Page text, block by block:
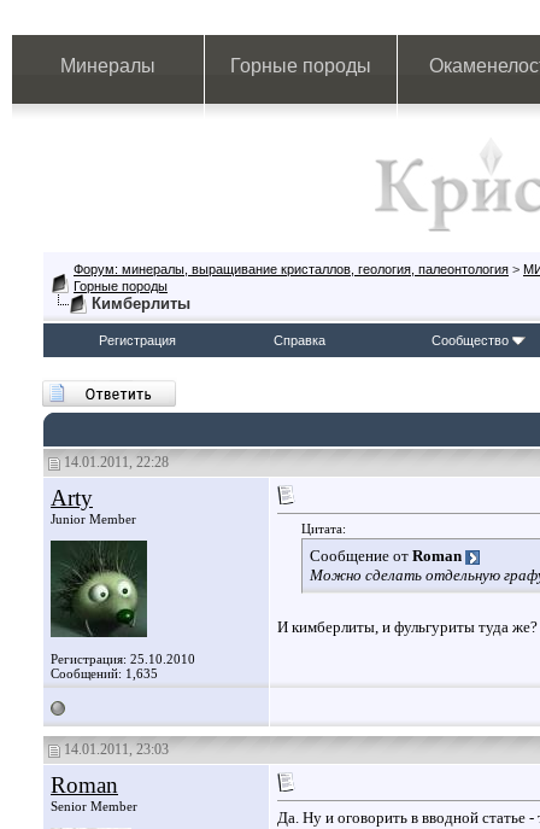
Минералы Горные породы
Форум: минералы, выращивание кристаллов, геология, палеонтология >
Горные породы
Кимберлиты
Регистрация Справка Сообщество
14.01.2011, 22:28
Arty
Junior Member
Регистрация: 25.10.2010
Сообщений: 1,635
Цитата:
Сообщение от Roman
Можно сделать отдельную
И кимберлиты, и фульгуриты туда же?
14.01.2011, 23:03
Roman
Senior Member
Да. Ну и оговорить в вводной статье -